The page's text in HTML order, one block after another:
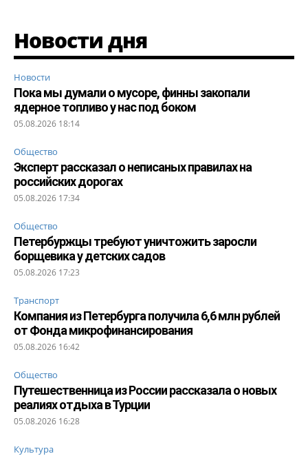
Новости дня
Новости
Пока мы думали о мусоре, финны закопали
ядерное топливо у нас под боком
05.08.2026 18:14
Общество
Эксперт рассказал о неписаных правилах на
российских дорогах
05.08.2026 17:34
Общество
Петербуржцы требуют уничтожить заросли
борщевика у детских садов
05.08.2026 17:23
Транспорт
Компания из Петербурга получила 6,6 млн рублей
от Фонда микрофинансирования
05.08.2026 16:42
Общество
Путешественница из России рассказала о новых
реалиях отдыха в Турции
05.08.2026 16:28
Культура